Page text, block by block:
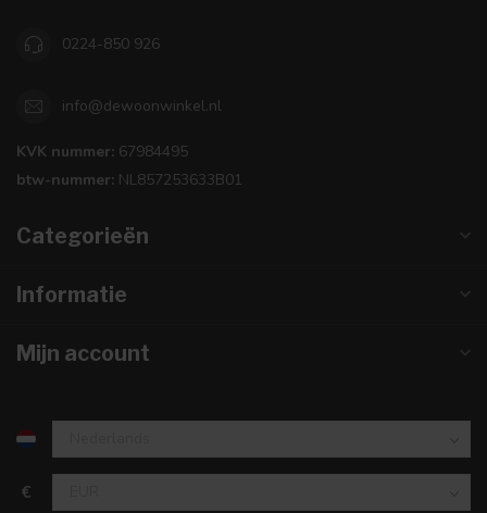
0224-850 926
info@dewoonwinkel.nl
KVK nummer: 67984495
btw-nummer: NL857253633B01
Categorieën
Informatie
Mijn account
€